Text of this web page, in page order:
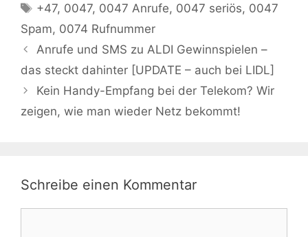
Schlagwörter
+47, 0047, 0047 Anrufe, 0047 seriös, 0047
Spam, 0074 Rufnummer
Anrufe und SMS zu ALDI Gewinnspielen –
das steckt dahinter [UPDATE – auch bei LIDL]
Kein Handy-Empfang bei der Telekom? Wir
zeigen, wie man wieder Netz bekommt!
Schreibe einen Kommentar